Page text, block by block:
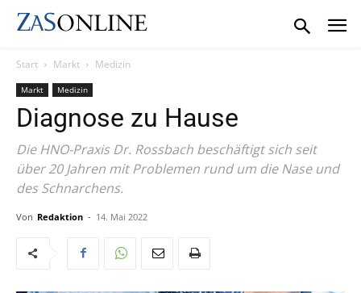
Start Markt Medizin
Markt Medizin
Diagnose zu Hause
Die HNO-Praxis Dr. Rossbach beschäftigt sich seit
über 20 Jahren mit Problemen rund um die Nase und
des Schnarchens.
Von Redaktion - 14. Mai 2022